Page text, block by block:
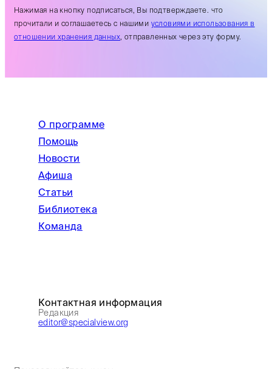
Нажимая на кнопку подписаться, Вы подтверждаете. что
прочитали и соглашаетесь с нашими условиями использования в
отношении хранения данных, отправленных через эту форму.
О программе
Помощь
Новости
Афиша
Статьи
Библиотека
Команда
Контактная информация
Редакция
editor@specialview.org